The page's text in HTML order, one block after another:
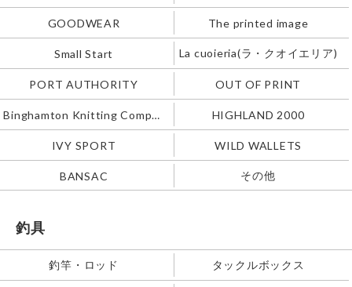
GOODWEAR The printed image
Small Start La cuoieria(ラ・クオイエリア)
PORT AUTHORITY OUT OF PRINT
Binghamton Knitting Company HIGHLAND 2000
IVY SPORT WILD WALLETS
BANSAC その他
釣具
釣竿・ロッド タックルボックス